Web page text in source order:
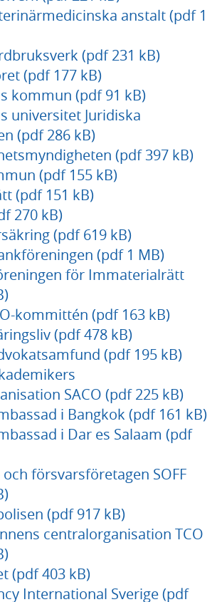
anstalt (pdf 1
(pdf 231 kB)
(pdf 177 kB)
kommun (pdf 91 kB)
universitet Juridiska
(pdf 286 kB)
(pdf 397 kB)
(pdf 155 kB)
(pdf 151 kB)
270 kB)
(pdf 619 kB)
(pdf 1 MB)
för Immaterialrätt
kommittén (pdf 163 kB)
(pdf 478 kB)
(pdf 195 kB)
SACO (pdf 225 kB)
i Bangkok (pdf 161 kB)
i Dar es Salaam (pdf
försvarsföretagen SOFF
(pdf 917 kB)
centralorganisation TCO
(pdf 403 kB)
International Sverige (pdf